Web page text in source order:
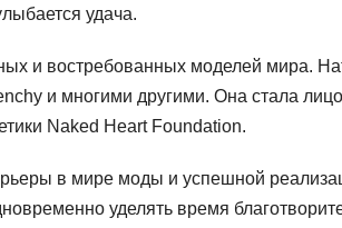
удача.
и востребованных моделей мира.
и многими другими. Она стала
Naked Heart Foundation.
в мире моды и успешной
уделять время